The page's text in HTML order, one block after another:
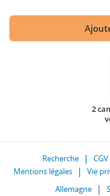
2
Recherche CGV
Mentions légales
Vie
Allemagne